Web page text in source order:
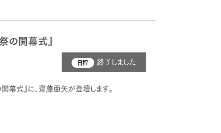
の開幕式』
日程 終了しました
幕式』に、齋藤亜矢が登壇します。